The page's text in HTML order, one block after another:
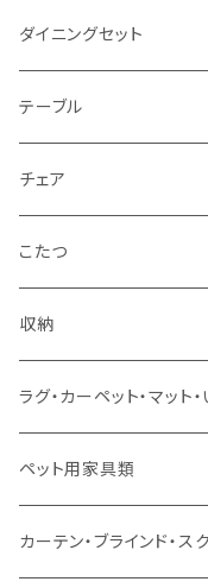
2人掛け
1人掛け
カウチソファ
コーナーソファ
ソファセット
スツール・オットマン
ソファ付属品
クッション・座椅子
シングルサイズ以下（フレ
セミダブルサイズ（フレー
ダブルサイズ（フレームの
ワイドダブルサイズ以上（
シングルサイズ以下（マッ
セミダブルサイズ（マット
ダブルサイズ（マットレス付
ダブルサイズ以上（マット
ダイニングセット
ダイニング3点セット以下
ダイニング4点セット
ダイニング5点・6点セット
ダイニング7点セット以上
テーブル
センターテーブル
ダイニングテーブル
カウンターテーブル
リフティングテーブル
サイドテーブル・コーヒー
デスク
チェア
ダイニングチェア
カウンターチェア
キッズチェア
オフィスチェア・ゲーミン
ダイニングベンチ・スツ
こたつ
こたつテーブル
こたつ布団
コタツ・布団セット
収納
本棚・シェルフ
食器棚・収納庫
レンジ台・カウンター
ラグ・カーペット・マット
マット・フロアタイル
ラグ
ペット用家具類
カーテン・ブラインド・ス